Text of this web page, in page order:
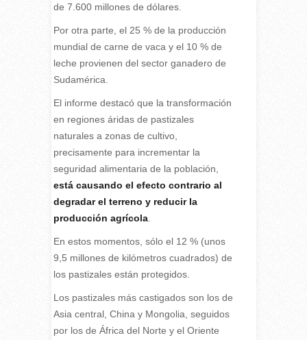
de 7.600 millones de dólares.
Por otra parte, el 25 % de la producción
mundial de carne de vaca y el 10 % de
leche provienen del sector ganadero de
Sudamérica.
El informe destacó que la transformación
en regiones áridas de pastizales
naturales a zonas de cultivo,
precisamente para incrementar la
seguridad alimentaria de la población,
está causando el efecto contrario al
degradar el terreno y reducir la
producción agrícola.
En estos momentos, sólo el 12 % (unos
9,5 millones de kilómetros cuadrados) de
los pastizales están protegidos.
Los pastizales más castigados son los de
Asia central, China y Mongolia, seguidos
por los de África del Norte y el Oriente